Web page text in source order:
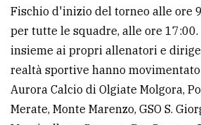
Fischio d'inizio del torneo alle ore
per tutte le squadre, alle ore
insieme ai propri allenatori e
realtà sportive hanno
Aurora Calcio di Olgiate Molgora,
Merate, Monte Marenzo, GSO S.